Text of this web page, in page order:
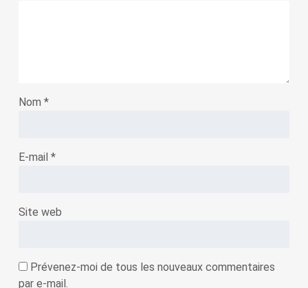
Nom *
E-mail *
Site web
Prévenez-moi de tous les nouveaux commentaires
par e-mail.